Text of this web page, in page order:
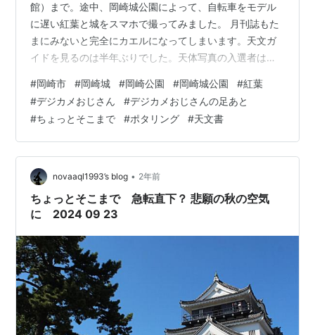
館）まで。途中、岡崎城公園によって、自転車をモデル
に遅い紅葉と城をスマホで撮ってみました。 月刊誌もた
まにみないと完全にカエルになってしまいます。天文ガ
イドを見るのは半年ぶりでした。天体写真の入選者は相
誰でも、スマホート望遠鏡で昔では信じられないような
天体写真（デジタル画像）が簡単に撮れます。面倒な画
像処理も最先端の処理をAIがいとも簡単にやってくれる
ようになるでしょう。そうなると、10年先の天体写真、
特に、星野写真や星雲・星団は誰が撮っても同じになる
かもしれません。 「星雲・星団・銀河ビジュア…
#岡崎市 #岡崎城 #岡崎公園 #岡崎城公園 #紅葉
#デジカメおじさん #デジカメおじさんの足あと
#ちょっとそこまで #ポタリング #天文書
novaaql1993’s blog • 2年前
ちょっとそこまで 急転直下？ 悲願の秋の空気
に 2024 09 23